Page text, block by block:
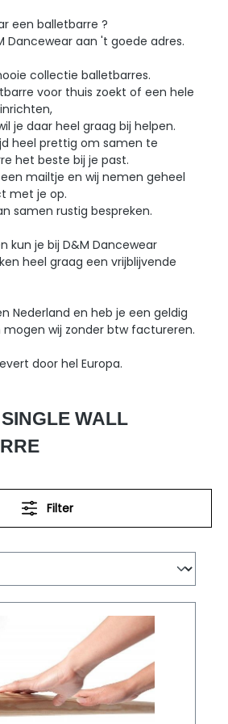
een balletbarre ?
Dancewear aan 't goede adres.
collectie balletbarres.
voor thuis zoekt of een hele
je daar heel graag bij helpen.
heel prettig om samen te
het beste bij je past.
mailtje en wij nemen geheel
met je op.
samen rustig bespreken.
kun je bij D&M Dancewear
heel graag een vrijblijvende
Nederland en heb je een geldig
wij zonder btw factureren.
door hel Europa.
WALL
Filter